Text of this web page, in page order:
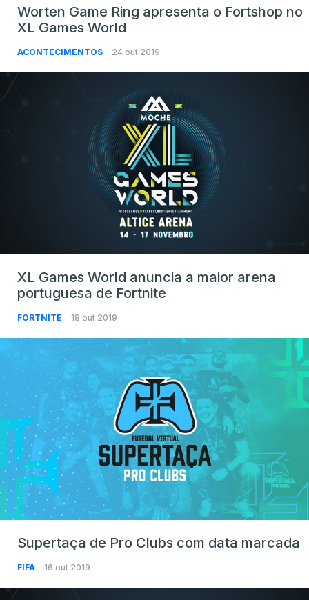
Worten Game Ring apresenta o Fortshop no
XL Games World
ACONTECIMENTOS 24 out 2019
XL Games World anuncia a maior arena
portuguesa de Fortnite
FORTNITE 18 out 2019
Supertaça de Pro Clubs com data marcada
FIFA 16 out 2019